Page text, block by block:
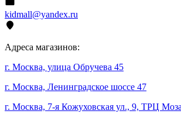
kidmall@yandex.ru
Адреса магазинов:
г. Москва, улица Обручева 45
г. Москва, Ленинградское шоссе 47
г. Москва, 7-я Кожуховская ул., 9, ТРЦ